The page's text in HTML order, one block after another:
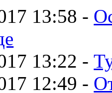
13:58 -
13:22 -
12:49 -